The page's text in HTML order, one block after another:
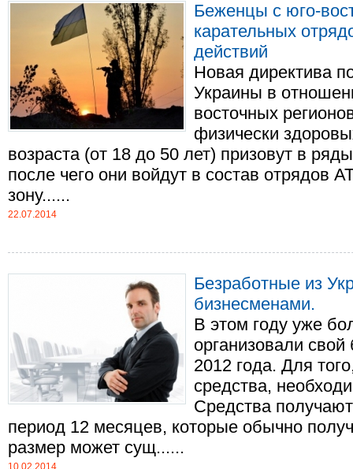
Беженцы с юго-
карательных
действий
Новая директива
Украины в
восточных
физически
возраста (от 18 до 50 лет) призовут в
после чего они войдут в состав отрядов
зону......
22.07.2014
Безработные из
бизнесменами.
В этом году уже
организовали
2012 года. Для
средства,
Средства
период 12 месяцев, которые обычно
размер может сущ......
10.02.2014